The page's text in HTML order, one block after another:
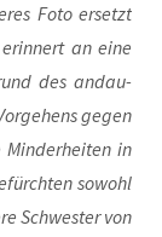
Foto ersetzt
an eine
des andau­
gegen
Min­der­hei­ten in
sowohl
Schwes­ter von